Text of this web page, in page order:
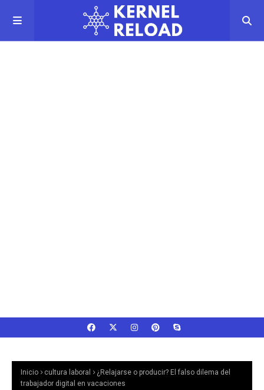
Inicio cultura laboral
¿Relajarse o producir? El falso dilema del
trabajador digital en vacaciones